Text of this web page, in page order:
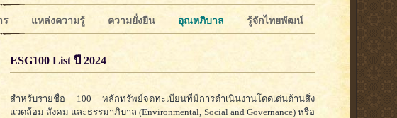
รู้จักไทยพัฒน์
อุณหภิบาล
ความยั่งยืน
แหล่งความรู้
ร
ESG100 List ปี 2024
สำหรับรายชื่อ 100 หลักทรัพย์จดทะเบียนที่มีการดำเนินงานโดดเด่นด้านสิ่ง
แวดล้อม สังคม และธรรมาภิบาล (Environmental, Social and Governance) หรือ